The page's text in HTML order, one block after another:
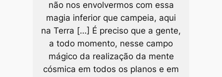
não nos envolvermos com essa
magia inferior que campeia, aqui
na Terra […] É preciso que a gente,
a todo momento, nesse campo
mágico da realização da mente
cósmica em todos os planos e em